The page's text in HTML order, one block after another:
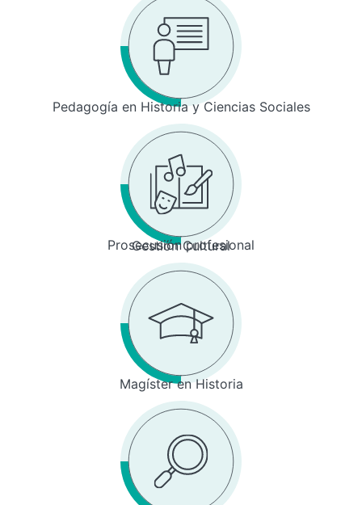
Pedagogía en Historia y Ciencias Sociales
Prosecusión profesional
Gestión Cultural
Magíster en Historia